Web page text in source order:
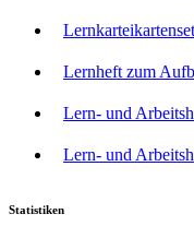
Lernheft zum
Lern- und
Lern- und
Statistiken